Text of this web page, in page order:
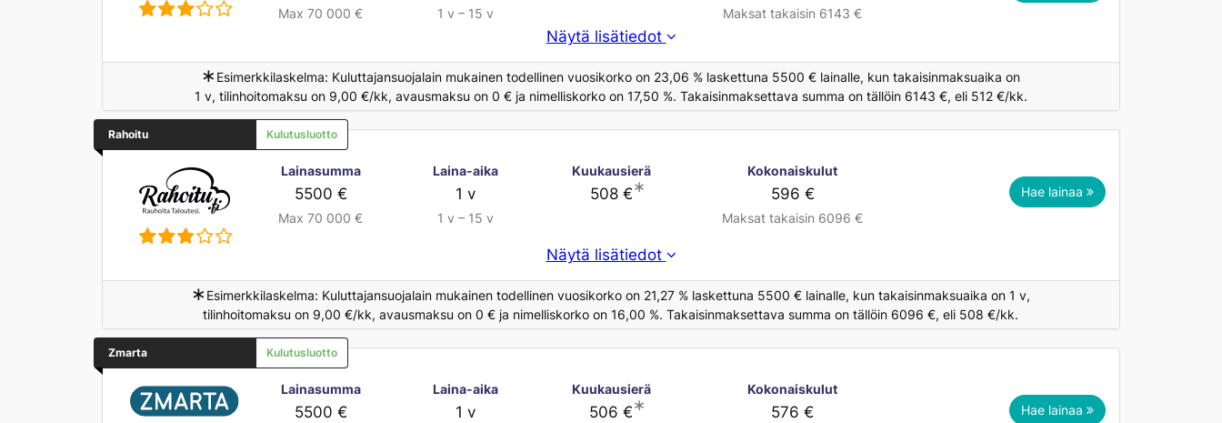
Max 70 000 € 1 v – 15 v Maksat takaisin 6143 €
Näytä lisätiedot
∗ Esimerkkilaskelma: Kuluttajansuojalain mukainen todellinen vuosikorko on 23,06 % laskettuna 5500 € lainalle, kun takaisinmaksuaika on
1 v, tilinhoitomaksu on 9,00 €/kk, avausmaksu on 0 € ja nimelliskorko on 17,50 %. Takaisinmaksettava summa on tällöin 6143 €, eli 512 €/kk.
Rahoitu Kulutusluotto
Lainasumma
5500 €
Max 70 000 €
Laina-aika
1 v
1 v – 15 v
Kuukausierä
508 €∗
Kokonaiskulut
596 €
Maksat takaisin 6096 €
Hae lainaa
Näytä lisätiedot
∗ Esimerkkilaskelma: Kuluttajansuojalain mukainen todellinen vuosikorko on 21,27 % laskettuna 5500 € lainalle, kun takaisinmaksuaika on 1 v,
tilinhoitomaksu on 9,00 €/kk, avausmaksu on 0 € ja nimelliskorko on 16,00 %. Takaisinmaksettava summa on tällöin 6096 €, eli 508 €/kk.
Zmarta Kulutusluotto
Lainasumma
5500 €
Laina-aika
1 v
Kuukausierä
506 €∗
Kokonaiskulut
576 € Hae lainaa